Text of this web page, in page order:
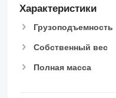
Характеристики
Грузоподъемность
Собственный вес
Полная масса